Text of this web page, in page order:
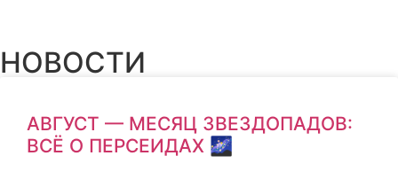
НОВОСТИ
АВГУСТ — МЕСЯЦ ЗВЕЗДОПАДОВ:
ВСЁ О ПЕРСЕИДАХ 🌌